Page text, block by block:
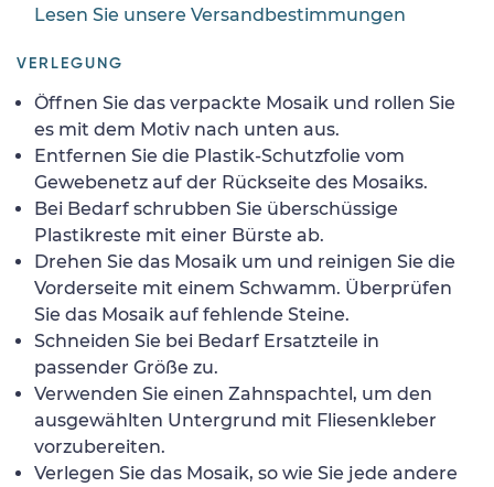
Lesen Sie unsere Versandbestimmungen
VERLEGUNG
Öffnen Sie das verpackte Mosaik und rollen Sie
es mit dem Motiv nach unten aus.
Entfernen Sie die Plastik-Schutzfolie vom
Gewebenetz auf der Rückseite des Mosaiks.
Bei Bedarf schrubben Sie überschüssige
Plastikreste mit einer Bürste ab.
Drehen Sie das Mosaik um und reinigen Sie die
Vorderseite mit einem Schwamm. Überprüfen
Sie das Mosaik auf fehlende Steine.
Schneiden Sie bei Bedarf Ersatzteile in
passender Größe zu.
Verwenden Sie einen Zahnspachtel, um den
ausgewählten Untergrund mit Fliesenkleber
vorzubereiten.
Verlegen Sie das Mosaik, so wie Sie jede andere